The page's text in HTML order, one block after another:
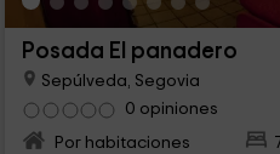
Posada El panadero
Sepúlveda, Segovia
0 opiniones
Por habitaciones